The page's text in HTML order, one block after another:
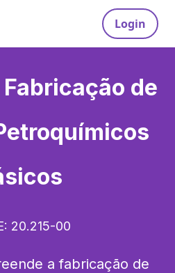
Login
Fabricação de
20.215-00
a fabricação de